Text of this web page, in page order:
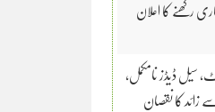
رکھنے کا اعلان
سیل ڈیڈز نامکمل،